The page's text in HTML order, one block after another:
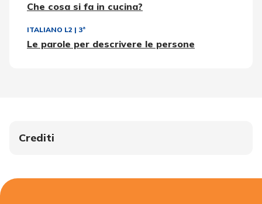
Che cosa si fa in cucina?
ITALIANO L2 | 3ª
Le parole per descrivere le persone
Crediti